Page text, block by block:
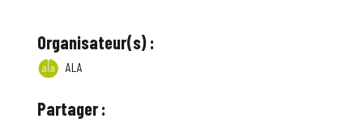
Organisateur(s) :
ALA
Partager :